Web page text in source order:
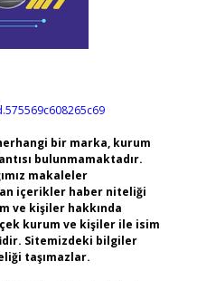
bir marka, kurum
bulunmamaktadır.
makaleler
içerikler haber niteliği
ve kişiler hakkında
kurum ve kişiler ile isim
Sitemizdeki bilgiler
taşımazlar.